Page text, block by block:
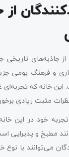
از
جاذبه‌های تاریخی
و فرهنگ بومی
این خانه که
مثبت زیادی
تجربه خود در این
مطبخ و
می‌توانند با